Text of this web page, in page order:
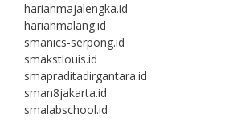
harianmajalengka.id
harianmalang.id
smanics-serpong.id
smakstlouis.id
smapraditadirgantara.id
sman8jakarta.id
smalabschool.id